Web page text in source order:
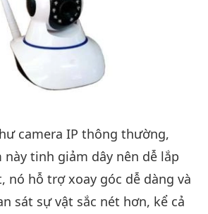
camera IP thông thường,
tinh giảm dây nên dễ lắp
nó hỗ trợ xoay góc dễ dàng và
sát sự vật sắc nét hơn, kể cả